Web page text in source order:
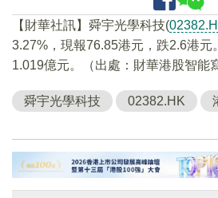
【財華社訊】舜宇光學科技(
3.27%，現報76.85港元，跌2.6港元
1.019億元。（出處：財華港股智能
舜宇光學科技 02382.HK